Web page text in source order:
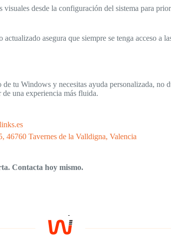
desde la configuración del sistema para
asegura que siempre se tenga acceso
tu Windows y necesitas ayuda personalizada,
una experiencia más fluida.
46760 Tavernes de la Valldigna, Valencia
Contacta hoy mismo.